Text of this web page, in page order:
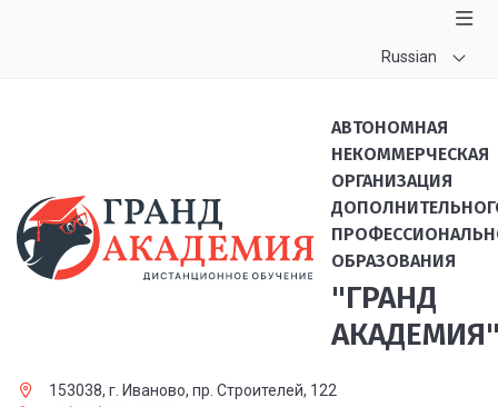
Russian
АВТОНОМНАЯ
НЕКОММЕРЧЕСКАЯ
ОРГАНИЗАЦИЯ
ОБРАЗОВАНИЯ
"ГРАНД
153038, г. Иваново, пр. Строителей, 122